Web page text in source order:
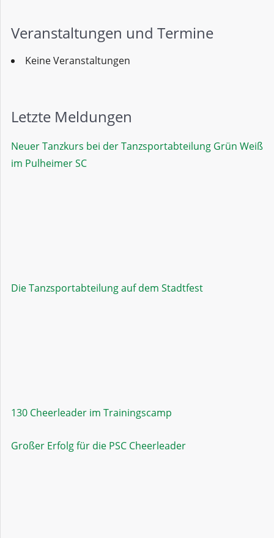
Veranstaltungen und Termine
Keine Veranstaltungen
Letzte Meldungen
Neuer Tanzkurs bei der Tanzsportabteilung Grün Weiß
im Pulheimer SC
Die Tanzsportabteilung auf dem Stadtfest
130 Cheerleader im Trainingscamp
Großer Erfolg für die PSC Cheerleader